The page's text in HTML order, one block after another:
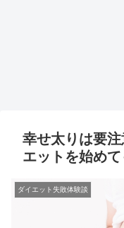
幸せ太りは要
エットを始め
ダイエット失敗体験談